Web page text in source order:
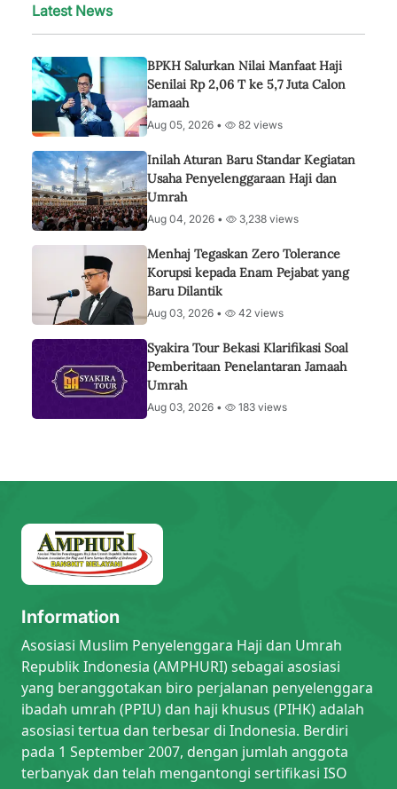
Latest News
BPKH Salurkan Nilai Manfaat Haji
Senilai Rp 2,06 T ke 5,7 Juta Calon
Jamaah
Aug 05, 2026 • 82 views
Inilah Aturan Baru Standar Kegiatan
Usaha Penyelenggaraan Haji dan
Umrah
Aug 04, 2026 • 3,238 views
Menhaj Tegaskan Zero Tolerance
Korupsi kepada Enam Pejabat yang
Baru Dilantik
Aug 03, 2026 • 42 views
Syakira Tour Bekasi Klarifikasi Soal
Pemberitaan Penelantaran Jamaah
Umrah
Aug 03, 2026 • 183 views
Information
Asosiasi Muslim Penyelenggara Haji dan Umrah
Republik Indonesia (AMPHURI) sebagai asosiasi
yang beranggotakan biro perjalanan penyelenggara
ibadah umrah (PPIU) dan haji khusus (PIHK) adalah
asosiasi tertua dan terbesar di Indonesia. Berdiri
pada 1 September 2007, dengan jumlah anggota
terbanyak dan telah mengantongi sertifikasi ISO